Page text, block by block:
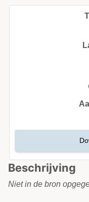
Beschrijving
Niet in de bron